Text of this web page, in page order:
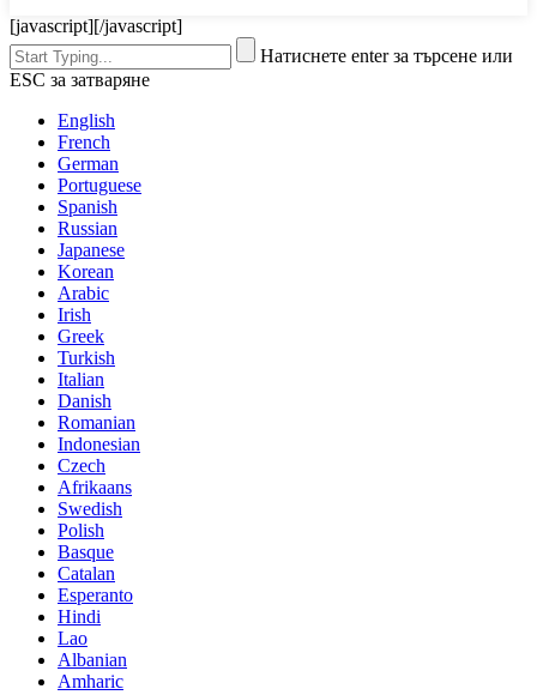
[javascript][/javascript]
Натиснете enter за търсене или
ESC за затваряне
English
French
German
Portuguese
Spanish
Russian
Japanese
Korean
Arabic
Irish
Greek
Turkish
Italian
Danish
Romanian
Indonesian
Czech
Afrikaans
Swedish
Polish
Basque
Catalan
Esperanto
Hindi
Lao
Albanian
Amharic